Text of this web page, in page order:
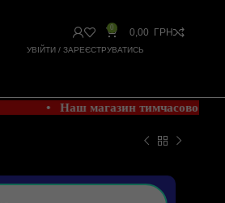
УВІЙТИ / ЗАРЕЄСТРУВАТИСЬ
0 0,00 ГРН
• Наш магазин тимчасово